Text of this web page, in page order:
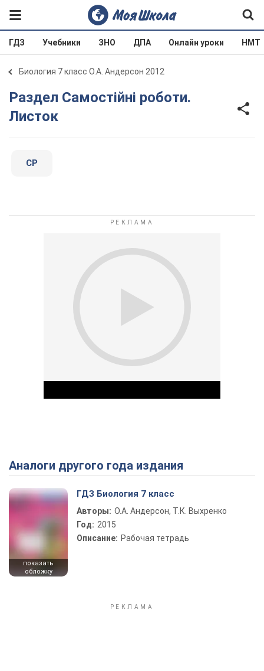
ГДЗ Учебники ЗНО ДПА Онлайн уроки НМТ
Биология 7 класс О.А. Андерсон 2012
Раздел Самостійні роботи.
Листок
СР
Play Video
Аналоги другого года издания
показать
обложку
ГДЗ Биология 7 класс
Авторы: О.А. Андерсон, Т.К. Выхренко
Год: 2015
Описание: Рабочая тетрадь